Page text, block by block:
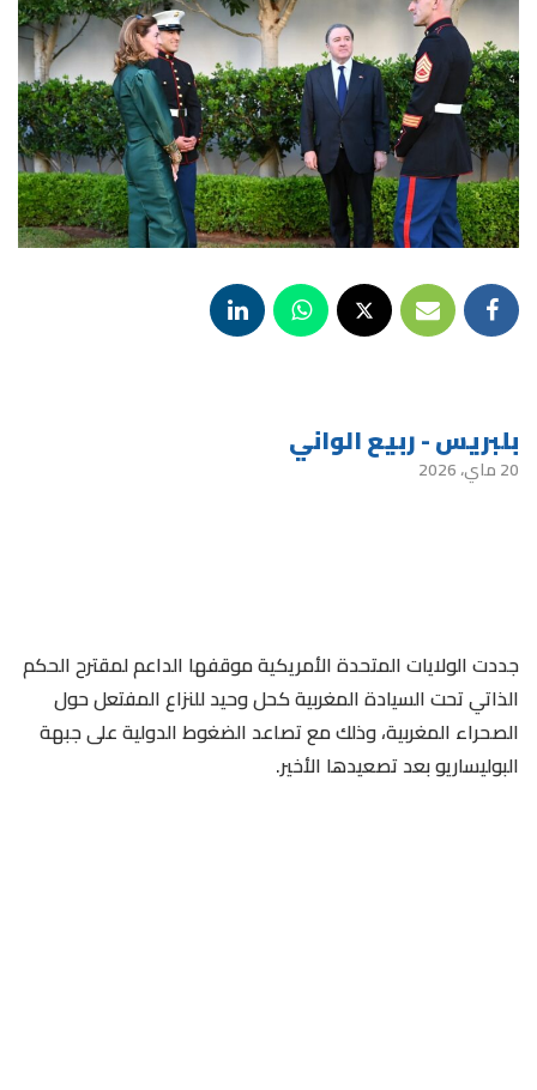
بلبريس - ربيع الواني
20 ماي، 2026
جددت الولايات المتحدة الأمريكية موقفها الداعم لمقترح الحكم
الذاتي تحت السيادة المغربية كحل وحيد للنزاع المفتعل حول
الصحراء المغربية، وذلك مع تصاعد الضغوط الدولية على جبهة
البوليساريو بعد تصعيدها الأخير.